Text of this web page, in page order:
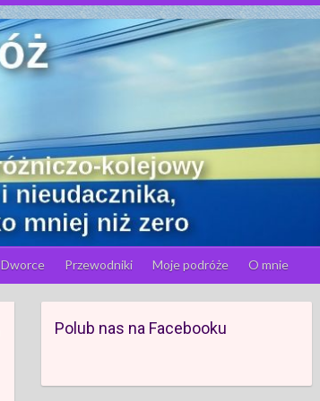
Dworce Przewodniki Moje podróże O mnie
Polub nas na Facebooku